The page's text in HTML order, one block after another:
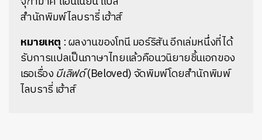
สำนักพิมพ์ไลบรารี่ เฮ้าส์
หมายเหตุ: ผลงานของโทนี มอร์ริสัน อีกเล่มหนึ่งที่ได้
รับการแปลเป็นภาษาไทยแล้วคือนวนิยายชิ้นเอกของ
เธอเรื่อง บีเลิฟด์(Beloved)จัดพิมพ์โดยสำนักพิมพ์
ไลบรารี่ เฮ้าส์